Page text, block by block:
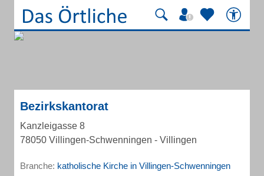
Bezirkskantorat
Kanzleigasse 8
78050 Villingen-Schwenningen - Villingen
Branche: katholische Kirche in Villingen-Schwenningen